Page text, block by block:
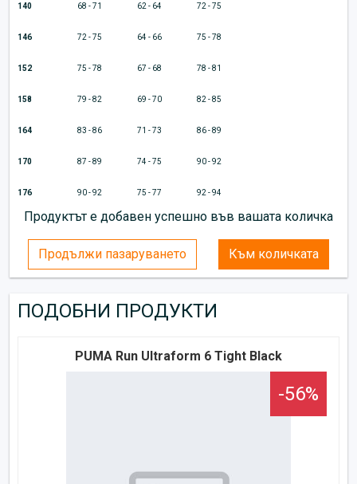
140 68 - 71 62 - 64 72 - 75
146 72 - 75 64 - 66 75 - 78
152 75 - 78 67 - 68 78 - 81
158 79 - 82 69 - 70 82 - 85
164 83 - 86 71 - 73 86 - 89
170 87 - 89 74 - 75 90 - 92
176 90 - 92 75 - 77 92 - 94
Продуктът е добавен успешно във вашата количка
Продължи пазаруването Към количката
ПОДОБНИ ПРОДУКТИ
PUMA Run Ultraform 6 Tight Black
-56%